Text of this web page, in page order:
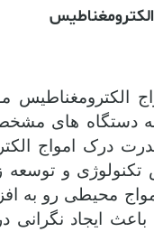
الکترومغناطیس
به دستگاه های
درک امواج
تکنولوژی و
محیطی رو به
ایجاد نگرانی